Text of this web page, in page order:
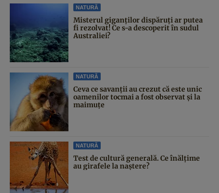
NATURĂ
Misterul giganților dispăruți ar putea
fi rezolvat! Ce s-a descoperit în sudul
Australiei?
NATURĂ
Ceva ce savanții au crezut că este unic
oamenilor tocmai a fost observat și la
maimuțe
NATURĂ
Test de cultură generală. Ce înălțime
au girafele la naștere?